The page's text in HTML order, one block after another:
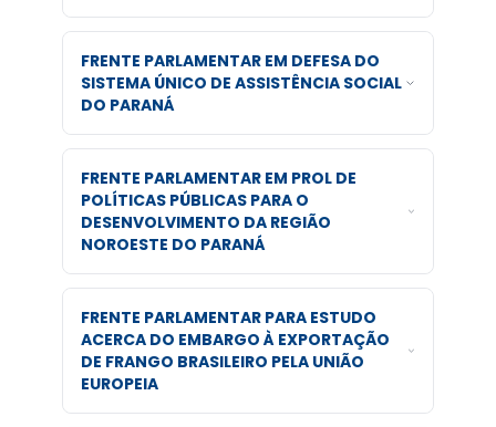
FRENTE PARLAMENTAR EM DEFESA DO
SISTEMA ÚNICO DE ASSISTÊNCIA SOCIAL
DO PARANÁ
FRENTE PARLAMENTAR EM PROL DE
POLÍTICAS PÚBLICAS PARA O
DESENVOLVIMENTO DA REGIÃO
NOROESTE DO PARANÁ
FRENTE PARLAMENTAR PARA ESTUDO
ACERCA DO EMBARGO À EXPORTAÇÃO
DE FRANGO BRASILEIRO PELA UNIÃO
EUROPEIA